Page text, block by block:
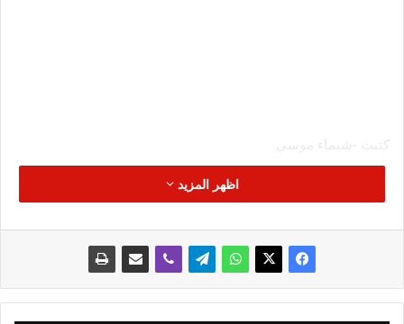
كتبت -شيماء موسي
الأعلاف منهم 532 ألف طن ذرة ، 224 ألف طن فول صويا وإضافات
وفي إطار توجيهات السيد القصير وزير الزراعة واستصلاح الأراضي
اظهر المزيد